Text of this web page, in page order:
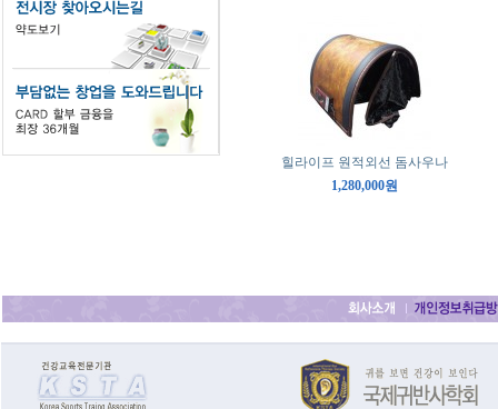
힐라이프 원적외선 돔사우나
1,280,000원